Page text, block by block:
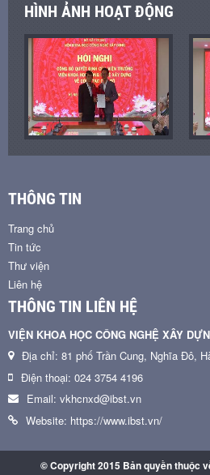
HÌNH ẢNH HOẠT ĐỘNG
THÔNG TIN
Trang chủ
Tin tức
Thư viện
Liên hệ
THÔNG TIN LIÊN HỆ
VIỆN KHOA HỌC CÔNG NGHỆ XÂY
Địa chỉ: 81 phố Trần Cung, Nghĩa Đô,
Điện thoại: 024 3754 4196
Email: vkhcnxd@ibst.vn
Website: https://www.ibst.vn/
© Copyright 2015 Bản quyền thuộc